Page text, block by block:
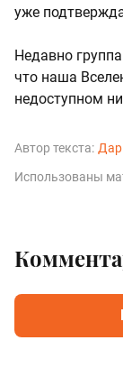
уже
Недавно
что наша
недоступном
Автор текста:
Использованы